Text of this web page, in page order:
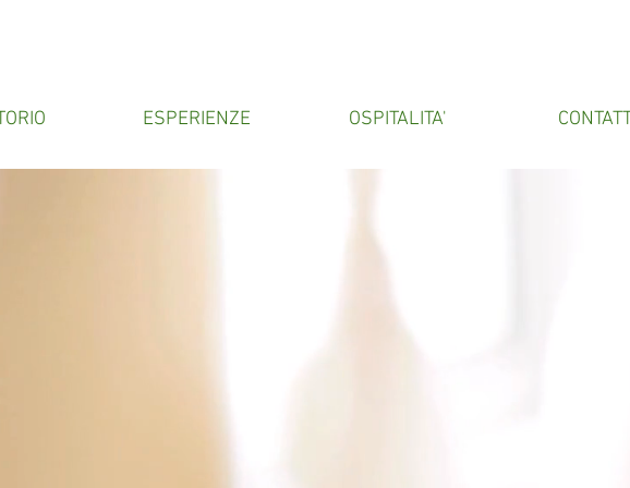
ESPERIENZE OSPITALITA'